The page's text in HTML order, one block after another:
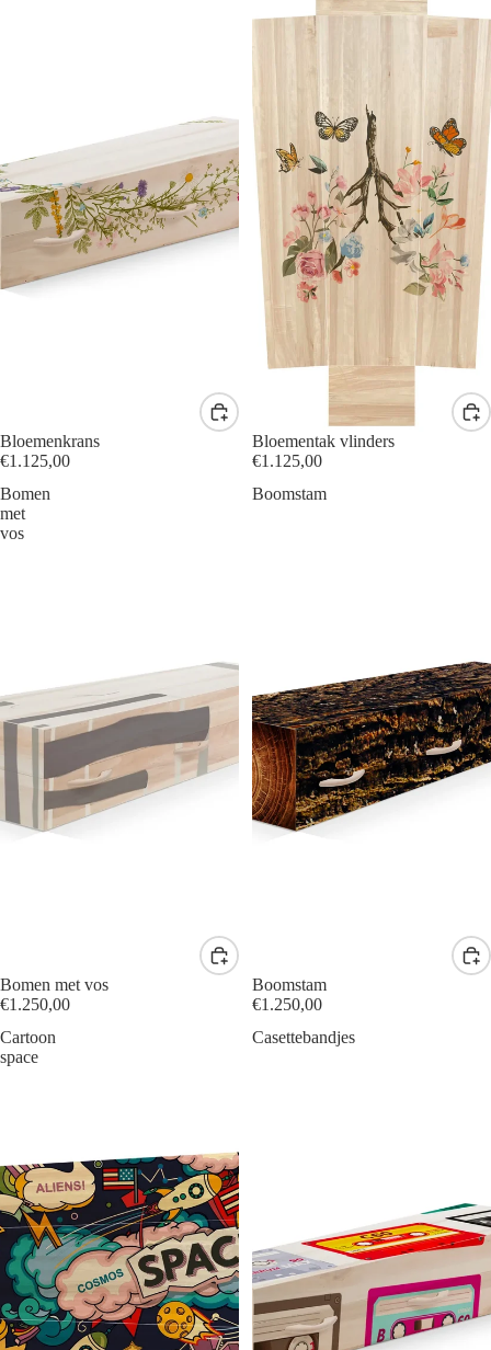
Bloemenkrans
€1.125,00
Bloementak vlinders
€1.125,00
Bomen
met
vos
Bomen met vos
€1.250,00
Boomstam
Boomstam
€1.250,00
Cartoon
space
Casettebandjes